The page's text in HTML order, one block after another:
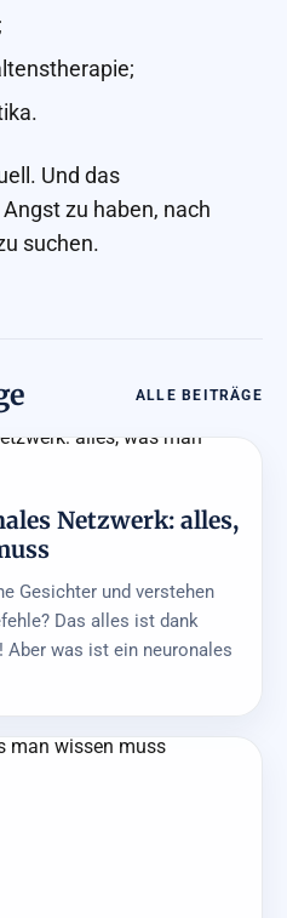
Und das
zu haben, nach
suchen.
ALLE BEITRÄGE
Netzwerk: alles,
Gesichter und verstehen
Das alles ist dank
was ist ein neuronales